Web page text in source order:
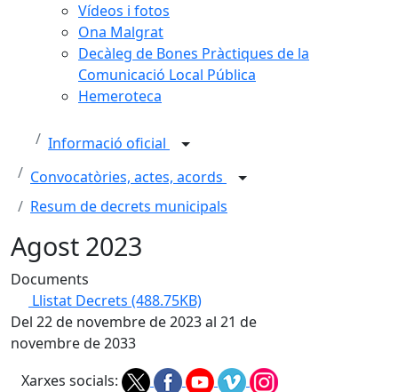
Vídeos i fotos
Ona Malgrat
Decàleg de Bones Pràctiques de la
Comunicació Local Pública
Hemeroteca
Informació oficial
Convocatòries, actes, acords
Resum de decrets municipals
Agost 2023
Documents
Llistat Decrets (488.75KB)
Del 22 de novembre de 2023 al 21 de
novembre de 2033
Xarxes socials: